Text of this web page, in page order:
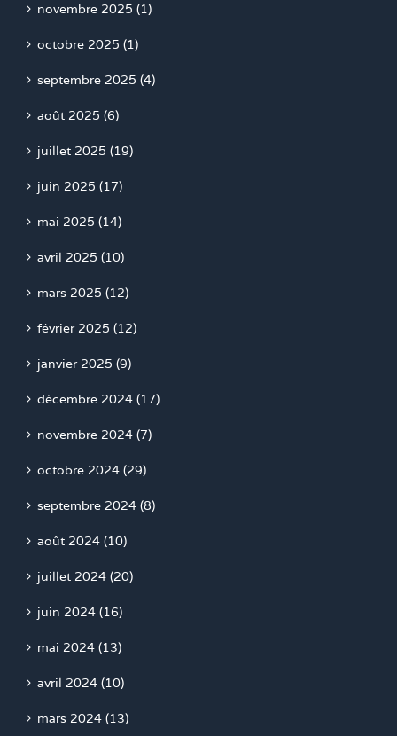
novembre 2025 (1)
octobre 2025 (1)
septembre 2025 (4)
août 2025 (6)
juillet 2025 (19)
juin 2025 (17)
mai 2025 (14)
avril 2025 (10)
mars 2025 (12)
février 2025 (12)
janvier 2025 (9)
décembre 2024 (17)
novembre 2024 (7)
octobre 2024 (29)
septembre 2024 (8)
août 2024 (10)
juillet 2024 (20)
juin 2024 (16)
mai 2024 (13)
avril 2024 (10)
mars 2024 (13)